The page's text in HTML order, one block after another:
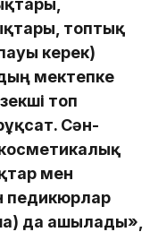
топтық
керек)
мектепке
топ
Сән-
мен
педикюрлар
да ашылады»,